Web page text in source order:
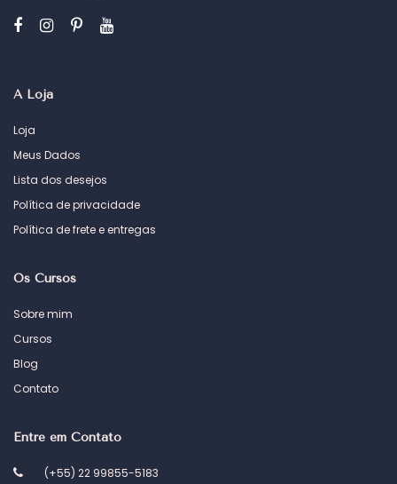
A Loja
Loja
Meus Dados
Lista dos desejos
Política de privacidade
Política de frete e entregas
Os Cursos
Sobre mim
Cursos
Blog
Contato
Entre em Contato
(+55) 22 99855-5183